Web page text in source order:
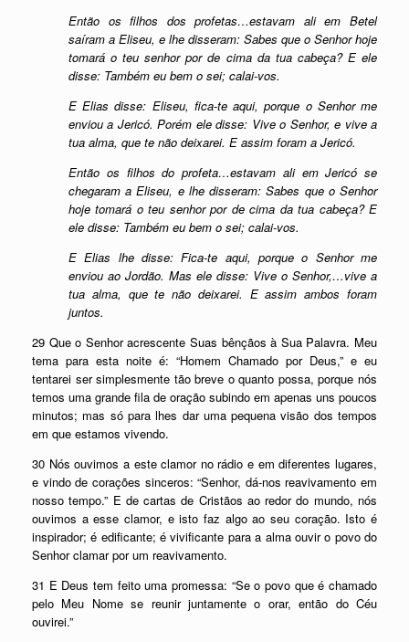
Então os filhos dos profetas…estavam ali em Betel
saíram a Eliseu, e lhe disseram: Sabes que o Senhor hoje
tomará o teu senhor por de cima da tua cabeça? E ele
disse: Também eu bem o sei; calai-vos.
E Elias disse: Eliseu, fica-te aqui, porque o Senhor me
enviou a Jericó. Porém ele disse: Vive o Senhor, e vive a
tua alma, que te não deixarei. E assim foram a Jericó.
Então os filhos do profeta…estavam ali em Jericó se
chegaram a Eliseu, e lhe disseram: Sabes que o Senhor
hoje tomará o teu senhor por de cima da tua cabeça? E
ele disse: Também eu bem o sei; calai-vos.
E Elias lhe disse: Fica-te aqui, porque o Senhor me
enviou ao Jordão. Mas ele disse: Vive o Senhor,…vive a
tua alma, que te não deixarei. E assim ambos foram
juntos.
29 Que o Senhor acrescente Suas bênçãos à Sua Palavra. Meu
tema para esta noite é: “Homem Chamado por Deus,” e eu
tentarei ser simplesmente tão breve o quanto possa, porque nós
temos uma grande fila de oração subindo em apenas uns poucos
minutos; mas só para lhes dar uma pequena visão dos tempos
em que estamos vivendo.
30 Nós ouvimos a este clamor no rádio e em diferentes lugares,
e vindo de corações sinceros: “Senhor, dá-nos reavivamento em
nosso tempo.” E de cartas de Cristãos ao redor do mundo, nós
ouvimos a esse clamor, e isto faz algo ao seu coração. Isto é
inspirador; é edificante; é vivificante para a alma ouvir o povo do
Senhor clamar por um reavivamento.
31 E Deus tem feito uma promessa: “Se o povo que é chamado
pelo Meu Nome se reunir juntamente o orar, então do Céu
ouvirei.”